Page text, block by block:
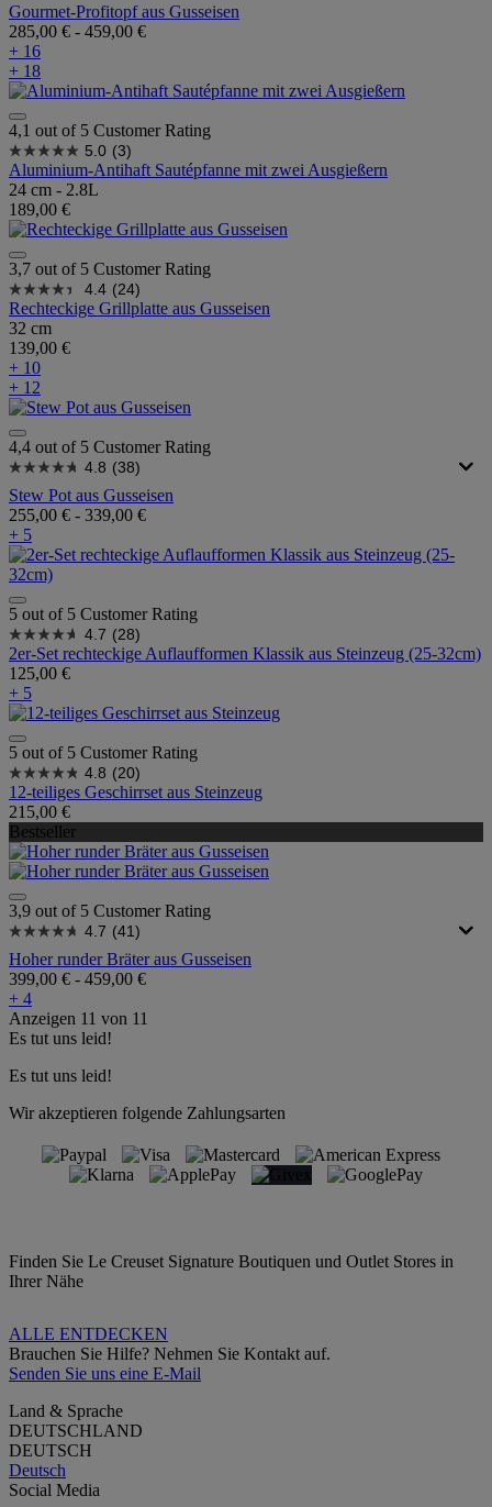
Gourmet-Profitopf aus Gusseisen
285,00 € - 459,00 €
+ 16
+ 18
4,1 out of 5 Customer Rating
5.0 (3)
Aluminium-Antihaft Sautépfanne mit zwei Ausgießern
24 cm - 2.8L
189,00 €
3,7 out of 5 Customer Rating
4.4 (24)
Rechteckige Grillplatte aus Gusseisen
32 cm
139,00 €
+ 10
+ 12
4,4 out of 5 Customer Rating
4.8 (38)
Stew Pot aus Gusseisen
255,00 € - 339,00 €
+ 5
5 out of 5 Customer Rating
4.7 (28)
2er-Set rechteckige Auflaufformen Klassik aus Steinzeug (25-32cm)
125,00 €
+ 5
5 out of 5 Customer Rating
4.8 (20)
12-teiliges Geschirrset aus Steinzeug
215,00 €
Bestseller
3,9 out of 5 Customer Rating
4.7 (41)
Hoher runder Bräter aus Gusseisen
399,00 € - 459,00 €
+ 4
Anzeigen 11 von 11
Es tut uns leid!
Es tut uns leid!
Wir akzeptieren folgende Zahlungsarten
Finden Sie Le Creuset Signature Boutiquen und Outlet Stores in
Ihrer Nähe
ALLE ENTDECKEN
Brauchen Sie Hilfe? Nehmen Sie Kontakt auf.
Senden Sie uns eine E-Mail
Land & Sprache
DEUTSCHLAND
DEUTSCH
Deutsch
Social Media